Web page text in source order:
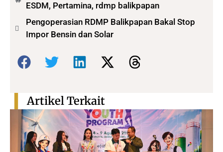
ESDM, Pertamina, rdmp balikpapan
Pengoperasian RDMP Balikpapan Bakal Stop
Impor Bensin dan Solar
Bagikan:
Artikel Terkait